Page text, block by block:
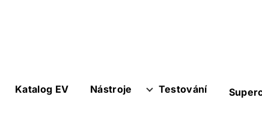
Katalog EV Nástroje Testování